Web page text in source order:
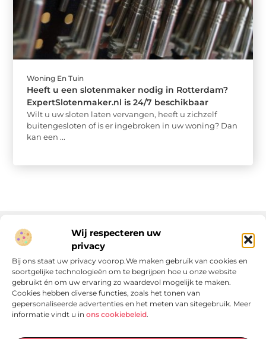
Wij respecteren uw
privacy
Bij ons staat uw privacy voorop.We maken gebruik van cookies en
soortgelijke technologieën om te begrijpen hoe u onze website
gebruikt én om uw ervaring zo waardevol mogelijk te maken.
Cookies hebben diverse functies, zoals het tonen van
gepersonaliseerde advertenties en het meten van sitegebruik. Meer
informatie vindt u in ons cookiebeleid.
Woning En Tuin
Heeft u een slotenmaker nodig in Rotterdam?
ExpertSlotenmaker.nl is 24/7 beschikbaar
Wilt u uw sloten laten vervangen, heeft u zichzelf
buitengesloten of is er ingebroken in uw woning? Dan
kan een ...
Onze informatie